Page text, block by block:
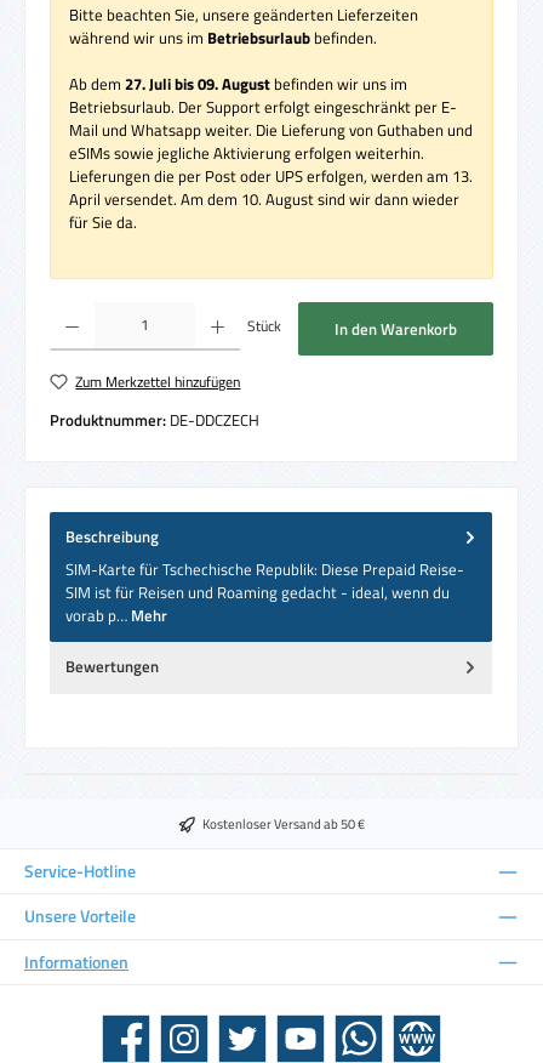
Bitte beachten Sie, unsere geänderten Lieferzeiten
während wir uns im Betriebsurlaub befinden.
Ab dem 27. Juli bis 09. August befinden wir uns im
Betriebsurlaub. Der Support erfolgt eingeschränkt per E-
Mail und Whatsapp weiter. Die Lieferung von Guthaben und
eSIMs sowie jegliche Aktivierung erfolgen weiterhin.
Lieferungen die per Post oder UPS erfolgen, werden am 13.
April versendet. Am dem 10. August sind wir dann wieder
für Sie da.
Produkt Anzahl: Gib den gewünschten Wert ein oder benutze die Schaltflächen um
Stück In den Warenkorb
Zum Merkzettel hinzufügen
Produktnummer: DE-DDCZECH
Beschreibung
SIM-Karte für Tschechische Republik: Diese Prepaid Reise-
SIM ist für Reisen und Roaming gedacht - ideal, wenn du
vorab p… Mehr
Bewertungen
Kostenloser Versand ab 50 €
Service-Hotline
Unsere Vorteile
Informationen
Facebook Instagram Twitter YouTube WhatsApp Website